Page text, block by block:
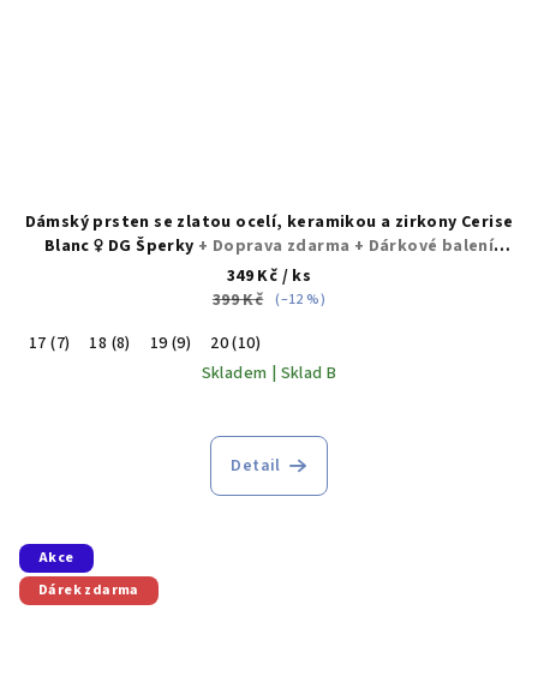
Dámský prsten se zlatou ocelí, keramikou a zirkony Cerise
Blanc ♀️ DG Šperky + Doprava zdarma + Dárkové balení
zdarma
349 Kč / ks
399 Kč (–12 %)
17 (7) 18 (8) 19 (9)
20 (10)
Skladem | Sklad B
Detail
Akce
Dárek zdarma